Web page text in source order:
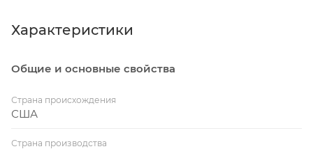
Характеристики
Общие и основные свойства
Страна происхождения
США
Страна производства